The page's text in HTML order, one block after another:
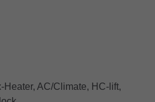
Heater, AC/Climate, HC-lift,